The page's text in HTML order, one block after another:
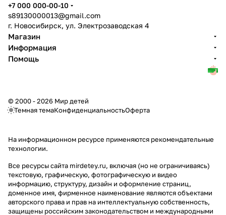
+7 000 000-00-10
s89130000013@gmail.com
г. Новосибирск, ул. Электрозаводская 4
Магазин
Информация
Помощь
© 2000 - 2026 Мир детей
Темная темаКонфиденциальностьОферта
На информационном ресурсе применяются рекомендательные
технологии.
Все ресурсы сайта mirdetey.ru, включая (но не ограничиваясь)
текстовую, графическую, фотографическую и видео
информацию, структуру, дизайн и оформление страниц,
доменное имя, фирменное наименование являются объектами
авторского права и прав на интеллектуальную собственность,
защищены российским законодательством и международными